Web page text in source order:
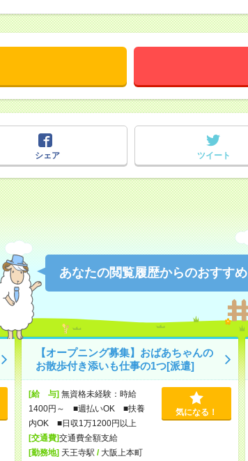
シェア
ツイート
あなたの閲覧履歴からのおすすめ
【オープニング募集】おばあちゃんの
お散歩付き添いも仕事の1つ[派遣]
[給 与]無資格未経験：時給
1400円～ ■週払いOK ■扶養
内OK ■日収1万1200円以上
[交通費]交通費全額支給
[勤務地]天王寺駅 / 大阪上本町
気になる！